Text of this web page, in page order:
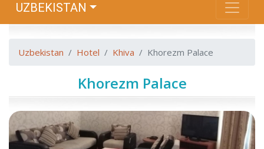
UZBEKISTAN
Uzbekistan Hotel Khiva Khorezm Palace
Khorezm Palace